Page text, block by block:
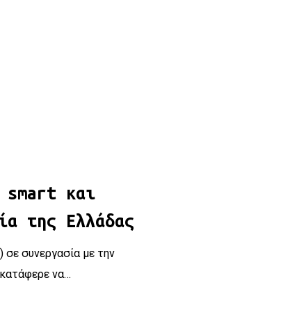
smart και
της Ελλάδας
συνεργασία με την
να…